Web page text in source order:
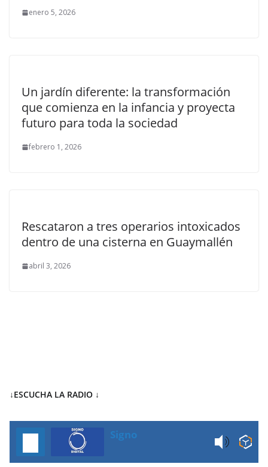
enero 5, 2026
Un jardín diferente: la transformación
que comienza en la infancia y proyecta
futuro para toda la sociedad
febrero 1, 2026
Rescataron a tres operarios intoxicados
dentro de una cisterna en Guaymallén
abril 3, 2026
↓ESCUCHA LA RADIO ↓
Signo